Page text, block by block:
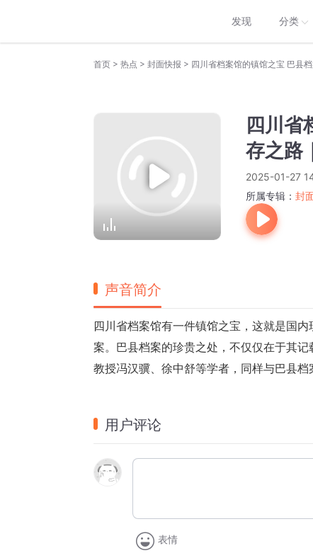
发现 分类
首页 > 热点 > 封面快报 > 四川省档案馆的镇馆之宝 巴县
四川省
存之路
2025-01-27
所属专辑： 封
声音简介
四川省档案馆有一件镇馆之宝，这就是国
案。巴县档案的珍贵之处，不仅仅在于其
教授冯汉骥、徐中舒等学者，同样与巴县
用户评论
表情